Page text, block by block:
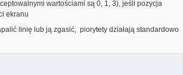
wartościami są 0, 1, 3), jeśli pozycja
ekranu
linię lub ją zgasić, piorytety działają standardowo